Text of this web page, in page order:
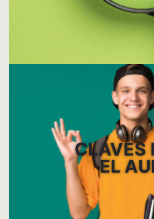
CLAVES
EL